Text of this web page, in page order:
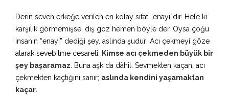
Derin seven erkeğe verilen en kolay sıfat “enayi”dir. Hele ki
karşılık görmemişse, dış göz hemen böyle der. Oysa çoğu
insanın “enayi” dediği şey, aslında şudur: Acı çekmeyi göze
alarak sevebilme cesareti.
Kimse acı çekmeden büyük bir
şey başaramaz . Buna aşk da dâhil. Sevmekten kaçan, acı
çekmekten kaçtığını sanır; aslında kendini yaşamaktan
kaçar.